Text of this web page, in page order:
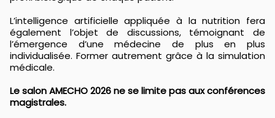
L’intelligence artificielle appliquée à la nutrition fera
également l’objet de discussions, témoignant de
l’émergence d’une médecine de plus en plus
individualisée. Former autrement grâce à la simulation
médicale.
Le salon AMECHO 2026 ne se limite pas aux conférences
magistrales.